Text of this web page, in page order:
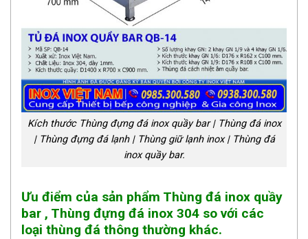
Kích thước Thùng đựng đá inox quầy bar | Thùng đá inox
| Thùng đựng đá lạnh | Thùng giữ lạnh inox | Thùng đá
inox quầy bar.
Ưu điểm của sản phẩm Thùng đá inox quầy
bar , Thùng đựng đá inox 304 so với các
loại thùng đá thông thường khác.